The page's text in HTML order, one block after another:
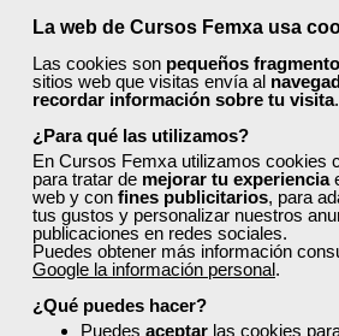
La web de Cursos Femxa usa
Las cookies son pequeños
sitios web que visitas envía al
recordar información sobre tu visita.
¿Para qué las utilizamos?
En Cursos Femxa utilizamos cookies
para tratar de mejorar tu experiencia
web y con fines publicitarios, para
tus gustos y personalizar nuestros
publicaciones en redes sociales.
Puedes obtener más información
Google la información personal.
¿Qué puedes hacer?
Puedes aceptar las cookies
195,00 €
117,00 €
Comprar
20
Descuentos especiales